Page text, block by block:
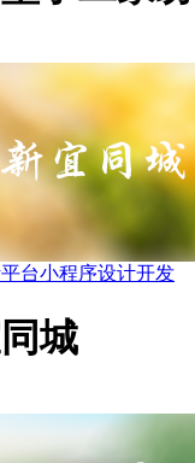
台小程序设计开发
城